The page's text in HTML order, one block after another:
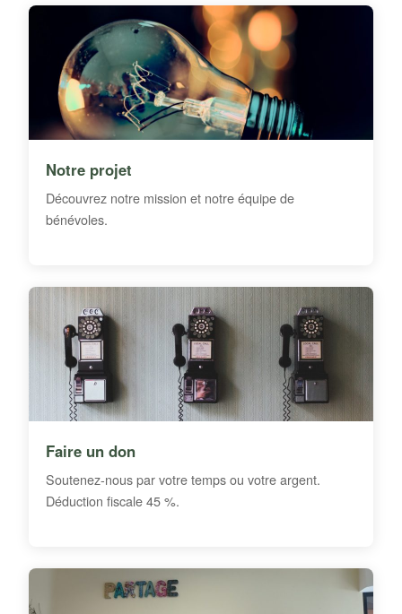
Notre projet
Découvrez notre mission et notre équipe de
bénévoles.
Faire un don
Soutenez-nous par votre temps ou votre argent.
Déduction fiscale 45 %.